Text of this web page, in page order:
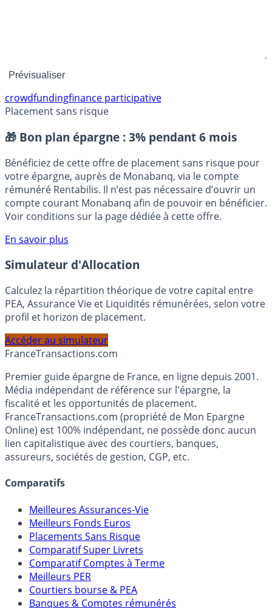
Placement sans risque
🎁 Bon plan épargne : 3% pendant 6 mois
Bénéficiez de cette offre de placement sans risque pour
votre épargne, auprès de Monabanq, via le compte
rémunéré Rentabilis. Il n’est pas nécessaire d’ouvrir un
Voir conditions sur la page dédiée à cette offre.
En savoir plus
Simulateur d'Allocation
Calculez la répartition théorique de votre capital entre
profil et horizon de placement.
FranceTransactions.com
Premier guide épargne de France, en ligne depuis 2001.
Média indépendant de référence sur l'épargne, la
fiscalité et les opportunités de placement.
FranceTransactions.com (propriété de Mon Epargne
Online) est 100% indépendant, ne possède donc aucun
assureurs, sociétés de gestion, CGP, etc.
Comparatifs
Meilleures Assurances-Vie
Meilleurs Fonds Euros
Placements Sans Risque
Comparatif Super Livrets
Comparatif Comptes à Terme
Meilleurs PER